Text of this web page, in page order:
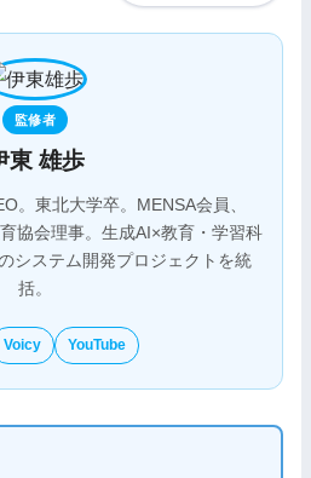
監修者
東 雄歩
。東北大学卒。MENSA会員、
協会理事。生成AI×教育・学習科
システム開発プロジェクトを統
括。
Voicy YouTube